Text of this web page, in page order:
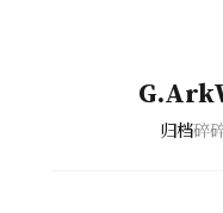
归档碎